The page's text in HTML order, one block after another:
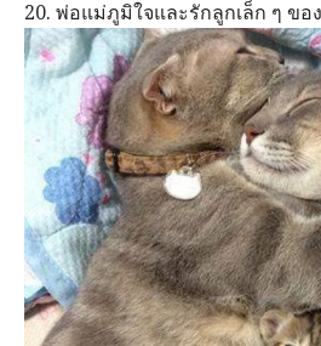
20. พ่อแม่ภูมิใจและรักลูกเล็ก ๆ ขอ